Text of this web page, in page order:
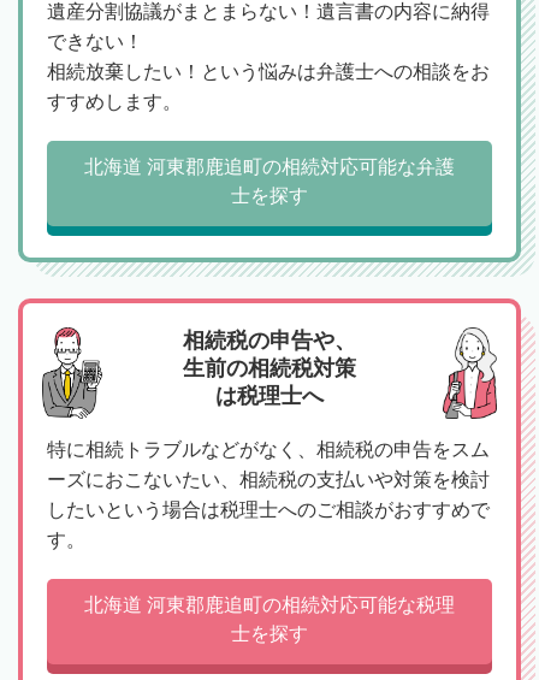
遺産分割協議がまとまらない！遺言書の内容に納得
できない！
相続放棄したい！という悩みは弁護士への相談をお
すすめします。
北海道 河東郡鹿追町の相続対応可能な弁護
士を探す
相続税の申告や、
生前の相続税対策
は税理士へ
特に相続トラブルなどがなく、相続税の申告をスム
ーズにおこないたい、相続税の支払いや対策を検討
したいという場合は税理士へのご相談がおすすめで
す。
北海道 河東郡鹿追町の相続対応可能な税理
士を探す